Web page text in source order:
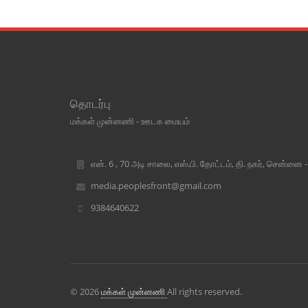
தொடர்பு
மக்கள் முன்னணி - ஊடக மையம்
என். 6 , 70 அடி சாலை, எஸ்.பி. தோட்டம், தி. நகர், சென்னை -
media.peoplesfront@gmail.com
9384640622
© 2026மக்கள் முன்னணிAll rights reserved.